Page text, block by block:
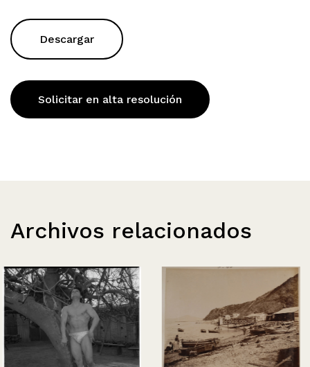
Descargar
Solicitar en alta resolución
Archivos relacionados